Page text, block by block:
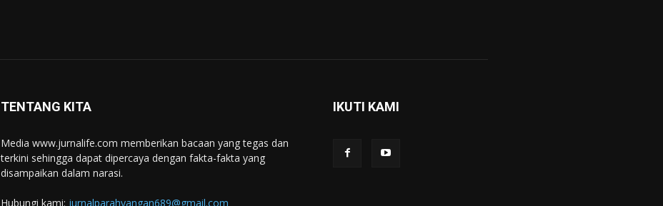
TENTANG KITA
Media www.jurnalife.com memberikan bacaan yang tegas dan
terkini sehingga dapat dipercaya dengan fakta-fakta yang
disampaikan dalam narasi.
Hubungi kami: jurnalparahyangan689@gmail.com
IKUTI KAMI